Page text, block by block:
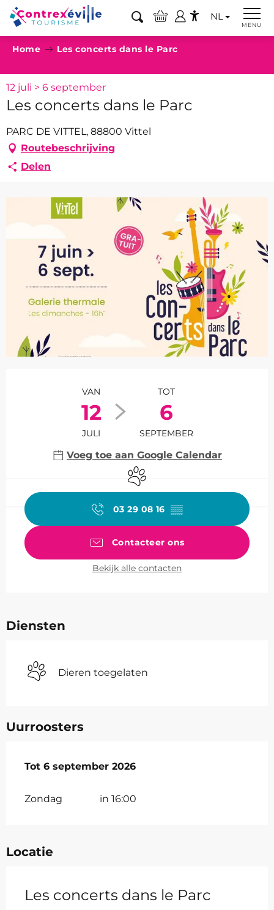
Aller
au
contenu
principal
MENU
Accessibilité
Zoek op
NL
Home Les concerts dans le Parc
12 juli > 6 september
Les concerts dans le Parc
PARC DE VITTEL, 88800 Vittel
Routebeschrijving
Delen
VAN
12
JULI
TOT
6
SEPTEMBER
Voeg toe aan Google Calendar
Dieren toegelaten
03 29 08 16 ▒▒
Contacteer ons
Bekijk alle contacten
Diensten
Dieren toegelaten
Uurroosters
Vanaf12 juli 2026tot6 september 2026
Tot 6 september 2026
Zondag in 16:00
Locatie
Les concerts dans le Parc